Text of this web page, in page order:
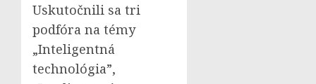
Uskutočnili sa tri
podfóra na témy
„Inteligentná
technológia”,